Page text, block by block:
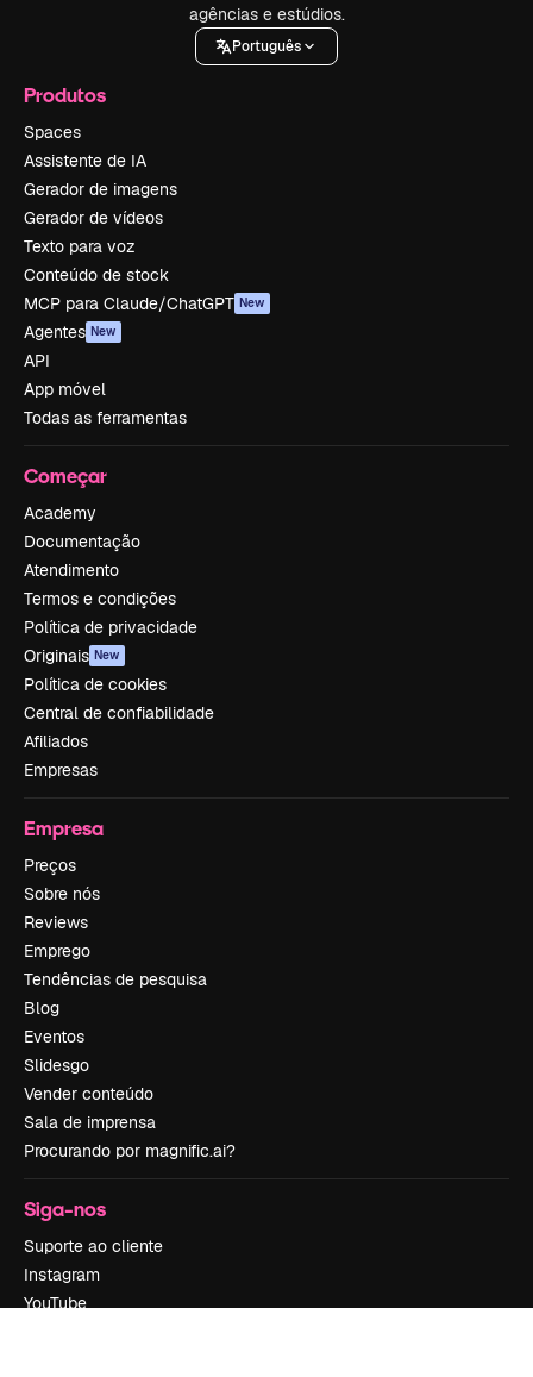
agências e estúdios.
Português
Produtos
Spaces
Assistente de IA
Gerador de imagens
Gerador de vídeos
Texto para voz
Conteúdo de stock
MCP para Claude/ChatGPT New
Agentes New
API
App móvel
Todas as ferramentas
Começar
Academy
Documentação
Atendimento
Termos e condições
Política de privacidade
Originais New
Política de cookies
Central de confiabilidade
Afiliados
Empresas
Empresa
Preços
Sobre nós
Reviews
Emprego
Tendências de pesquisa
Blog
Eventos
Slidesgo
Vender conteúdo
Sala de imprensa
Procurando por magnific.ai?
Siga-nos
Suporte ao cliente
Instagram
YouTube